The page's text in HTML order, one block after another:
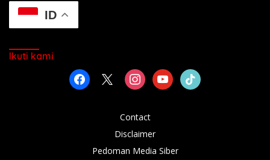
ID
Ikuti kami
facebook instagramyoutubetiktok
Contact
Disclaimer
Pedoman Media Siber